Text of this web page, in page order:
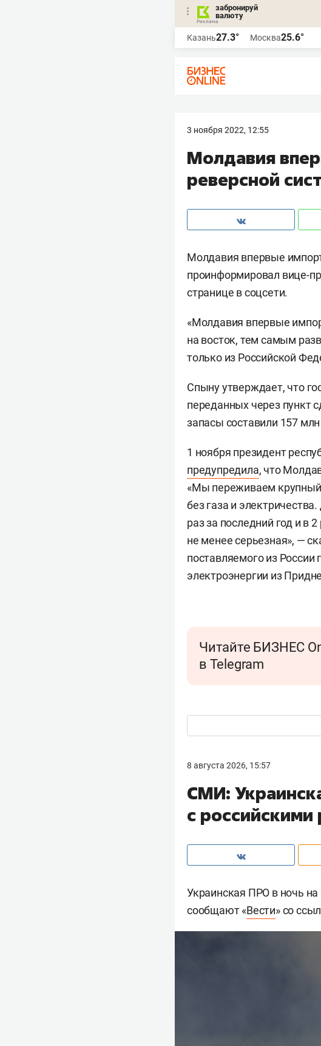
забронируй
валюту
Казань27.3° Москва25.6°
3 ноября 2022, 12:55
Молдавия
реверсной
Молдавия впервые
проинформировал вице-
странице в соцсети.
«Молдавия впервые
на восток, тем самым
только из Российской
Спыну утверждает, что
переданных через пункт
запасы составили 157
1 ноября президент
предупредила, что
«Мы переживаем крупный
без газа и
раз за последний год и в
не менее серьезная», —
поставляемого из России
электроэнергии из
Читайте БИЗНЕС
в Telegram
8 августа 2026, 15:57
СМИ:
с российскими
Украинская ПРО в ночь на
сообщают «Вести» со